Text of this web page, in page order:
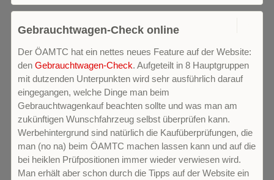
Gebrauchtwagen-Check online
Der ÖAMTC hat ein nettes neues Feature auf der Website:
den Gebrauchtwagen-Check. Aufgeteilt in 8 Hauptgruppen
mit dutzenden Unterpunkten wird sehr ausführlich darauf
eingegangen, welche Dinge man beim
Gebrauchtwagenkauf beachten sollte und was man am
zukünftigen Wunschfahrzeug selbst überprüfen kann.
Werbehintergrund sind natürlich die Kaufüberprüfungen, die
man (no na) beim ÖAMTC machen lassen kann und auf die
bei heiklen Prüfpositionen immer wieder verwiesen wird.
Man erhält aber schon durch die Tipps auf der Website ein